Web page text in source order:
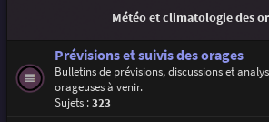
Météo et climatologie des
Prévisions et suivis des orages
Bulletins de prévisions, discussions et
orageuses à venir.
Sujets :323